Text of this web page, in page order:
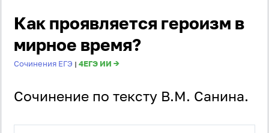
Как проявляется героизм в
мирное время?
Сочинения ЕГЭ | 4ЕГЭ ИИ →
Сочинение по тексту В.М. Санина.